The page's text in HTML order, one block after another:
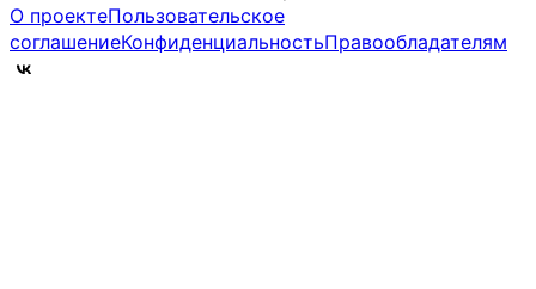
О проектеПользовательское
соглашениеКонфиденциальностьПравообладателям